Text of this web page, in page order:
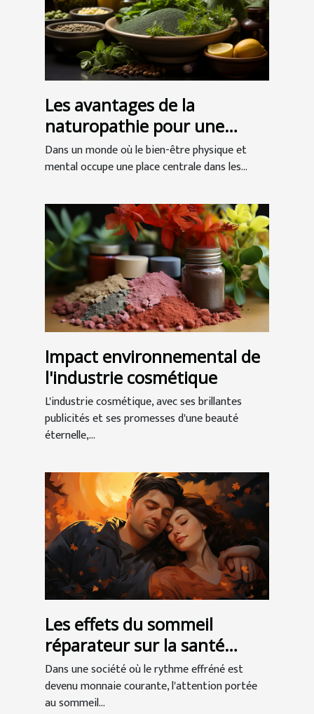
Les avantages de la
naturopathie pour une
meilleure santé globale
Dans un monde où le bien-être physique et
mental occupe une place centrale dans les...
Impact environnemental de
l'industrie cosmétique
L'industrie cosmétique, avec ses brillantes
publicités et ses promesses d'une beauté
éternelle,...
Les effets du sommeil
réparateur sur la santé
globale
Dans une société où le rythme effréné est
devenu monnaie courante, l'attention portée
au sommeil...